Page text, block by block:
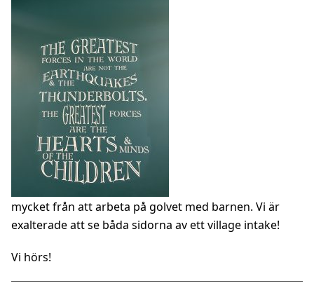
mycket från att arbeta på golvet med barnen. Vi är
exalterade att se båda sidorna av ett village intake!
Vi hörs!